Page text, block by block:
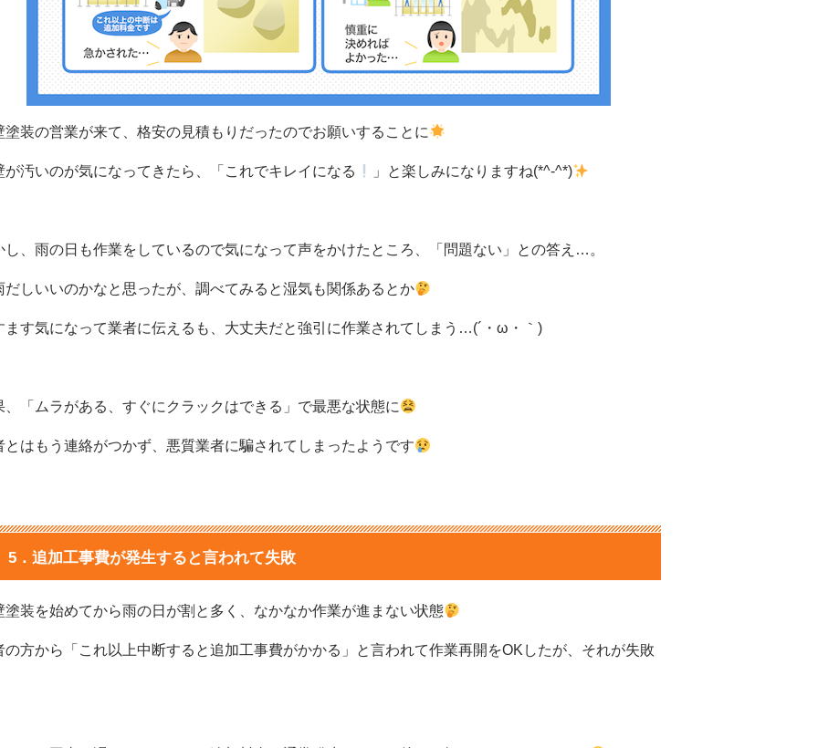
塗装の営業が来て、格安の見積もりだったのでお願いすることに
が汚いのが気になってきたら、「これでキレイになる 」と楽しみになりますね(*^-^*)
し、雨の日も作業をしているので気になって声をかけたところ、「問題ない」との答え…。
だしいいのかなと思ったが、調べてみると湿気も関係あるとか
ます気になって業者に伝えるも、大丈夫だと強引に作業されてしまう…(´・ω・｀)
、「ムラがある、すぐにクラックはできる」で最悪な状態に
とはもう連絡がつかず、悪質業者に騙されてしまったようです
5．追加工事費が発生すると言われて失敗
塗装を始めてから雨の日が割と多く、なかなか作業が進まない状態
の方から「これ以上中断すると追加工事費がかかる」と言われて作業再開をOKしたが、それが失敗